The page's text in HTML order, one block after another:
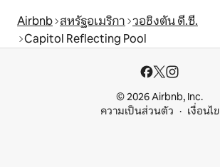
Airbnb สหรัฐอเมริกา วอชิงตัน ดี.ซี.
Capitol Reflecting Pool
© 2026 Airbnb, Inc.
ความเป็นส่วนตัว
เงื่อนไข